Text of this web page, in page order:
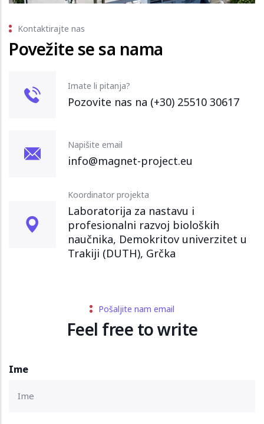
Kontaktirajte nas
Povežite se sa nama
Imate li pitanja?
Pozovite nas na (+30) 25510 30617
Napišite email
info@magnet-project.eu
Koordinator projekta
Laboratorija za nastavu i
profesionalni razvoj bioloških
naučnika, Demokritov univerzitet u
Trakiji (DUTH), Grčka
Pošaljite nam email
Feel free to write
Ime